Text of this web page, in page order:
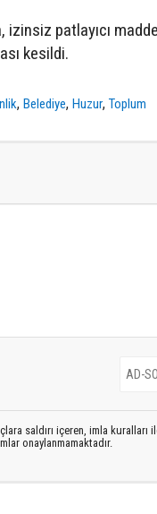
izinsiz patlayıcı
kesildi.
,Belediye,Huzur,Toplum
saldırı içeren, imla kuralları
onaylanmamaktadır.